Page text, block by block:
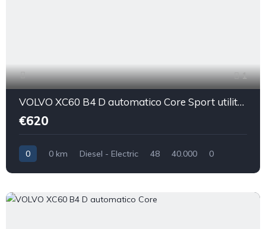
1
VOLVO XC60 B4 D automatico Core Sport utility vehicle 5-door (Euro 6D)
€620
0 0 km Diesel - Electric 48 40.000 0